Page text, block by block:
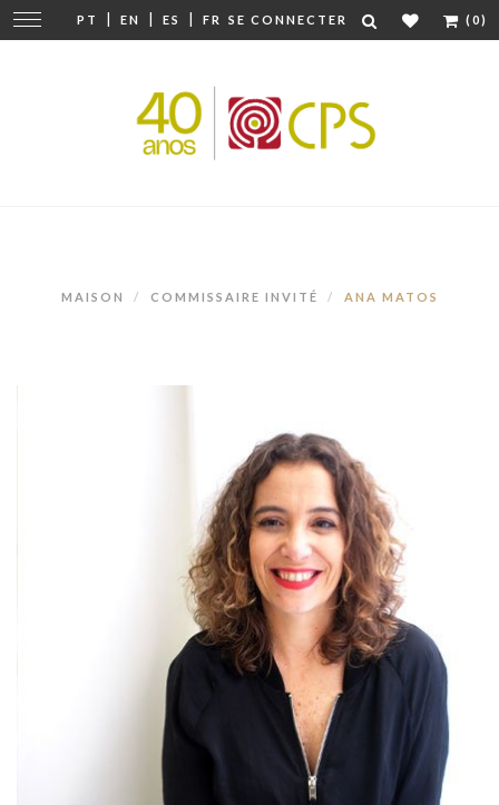
PT | EN | ES | FR SE CONNECTER (0)
Modifier
la
MAISON COMMISSAIRE INVITÉ ANA MATOS